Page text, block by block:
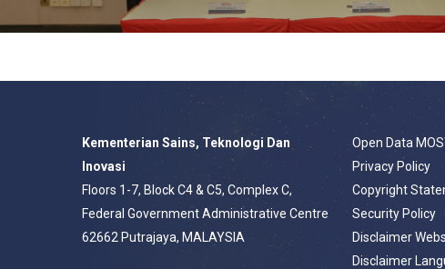
Kementerian Sains, Teknologi Dan
Inovasi
Floors 1-7, Block C4 & C5, Complex C,
Federal Government Administrative Centre
62662 Putrajaya, MALAYSIA
Open Data
Privacy Policy
Copyright
Security Policy
Disclaimer
Disclaimer